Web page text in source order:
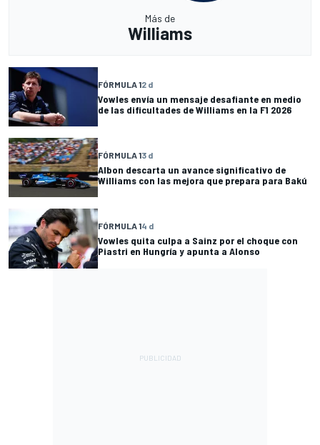
Más de
Williams
FÓRMULA 12 d
Vowles envía un mensaje desafiante en medio
de las dificultades de Williams en la F1 2026
FÓRMULA 13 d
Albon descarta un avance significativo de
Williams con las mejora que prepara para Bakú
FÓRMULA 14 d
Vowles quita culpa a Sainz por el choque con
Piastri en Hungría y apunta a Alonso